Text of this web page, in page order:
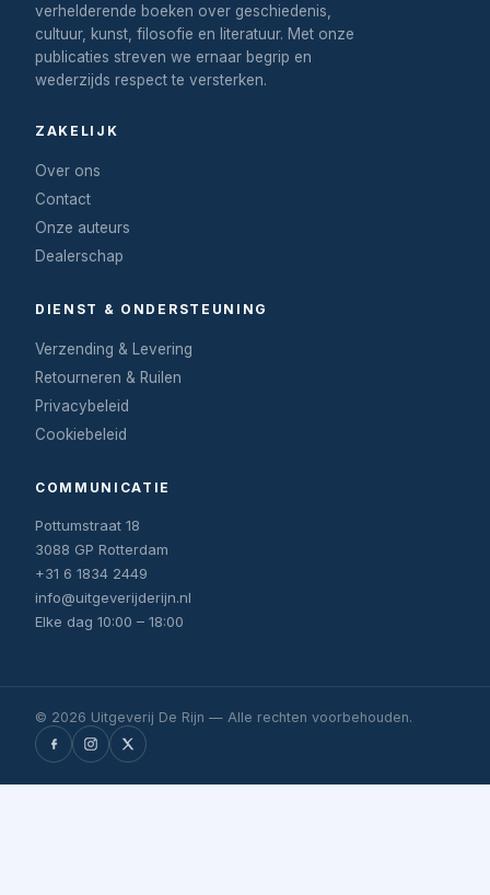
verhelderende boeken over geschiedenis,
cultuur, kunst, filosofie en literatuur. Met onze
publicaties streven we ernaar begrip en
wederzijds respect te versterken.
ZAKELIJK
Over ons
Contact
Onze auteurs
Dealerschap
DIENST & ONDERSTEUNING
Verzending & Levering
Retourneren & Ruilen
Privacybeleid
Cookiebeleid
COMMUNICATIE
Pottumstraat 18
3088 GP Rotterdam
+31 6 1834 2449
info@uitgeverijderijn.nl
Elke dag 10:00 – 18:00
© 2026 Uitgeverij De Rijn — Alle rechten voorbehouden.